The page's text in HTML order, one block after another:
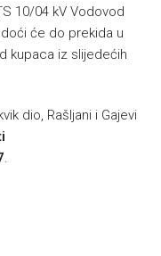
10/04 kV Vodovod
doći će do prekida u
kupaca iz slijedećih
dio, Rašljani i Gajevi
.